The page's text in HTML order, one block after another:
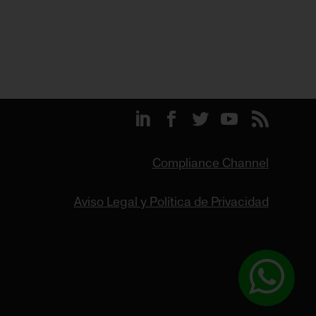
Compliance Channel
Aviso Legal y Política de Privacidad